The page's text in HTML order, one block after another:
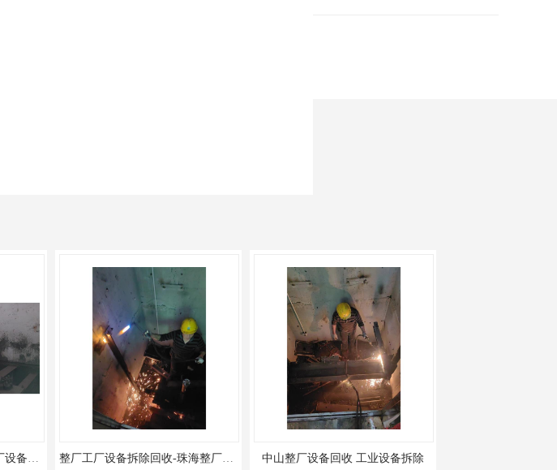
整厂工厂设备拆除回收-珠海整厂设备拆除回收 中山整厂设备回收 工业设备拆除 佛山发电机回收 塑料厂设备回收